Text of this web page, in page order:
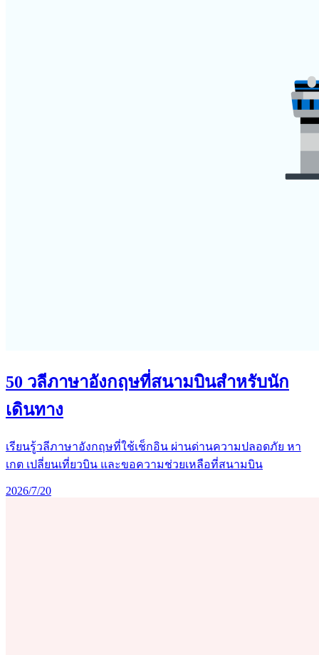
50 วลีภาษาอังกฤษที่สนามบินสำหรับนัก
เดินทาง
เรียนรู้วลีภาษาอังกฤษที่ใช้เช็กอิน ผ่านด่านความปลอดภัย หา
เกต เปลี่ยนเที่ยวบิน และขอความช่วยเหลือที่สนามบิน
2026/7/20